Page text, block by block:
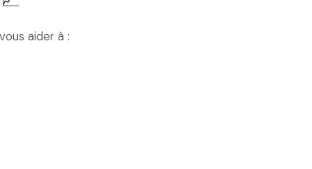
aider à :